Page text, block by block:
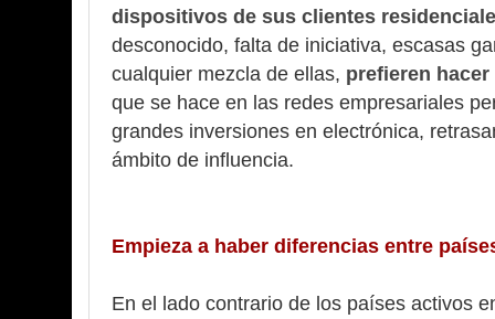
dispositivos de sus clientes
desconocido, falta de iniciativa, escasas
cualquier mezcla de ellas, prefieren hacer
que se hace en las redes empresariales
grandes inversiones en electrónica,
ámbito de influencia.
Empieza a haber diferencias entre
En el lado contrario de los países activos